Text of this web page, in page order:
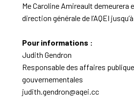
Me Caroline Amireault demeurera
direction générale de l’AQEI
Pour informations :
Judith Gendron
Responsable des affaires
gouvernementales
judith.gendron@aqei.cc